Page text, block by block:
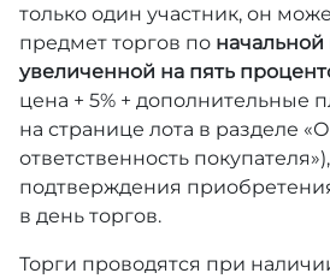
только один участник, он
предмет торгов по начальной
увеличенной на пять
цена + 5% + дополнительные
на странице лота в разделе
ответственность
подтверждения
в день торгов.
Торги проводятся при